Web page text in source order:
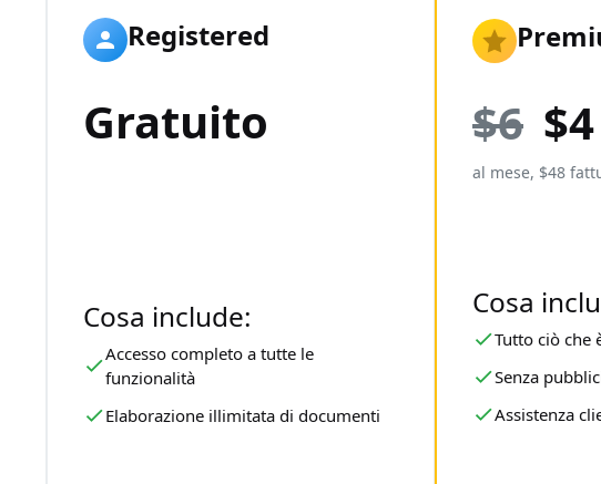
Registered
Gratuito
Cosa include:
Accesso completo a tutte le
funzionalità
Elaborazione illimitata di documenti
$6 $4
al mese, $48
Cosa
Tutto ciò che
Senza
Assistenza